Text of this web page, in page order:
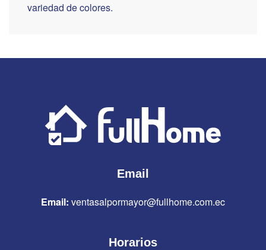
variedad de colores.
Email
Email: ventasalpormayor@fullhome.com.ec
Horarios